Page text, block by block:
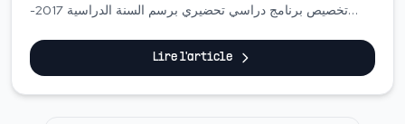
تخصيص برنامج دراسي تحضيري برسم السنة الدراسية 2017-
العالي المعمق، وتستغرق الدراسة فيه ...
Lire l'article